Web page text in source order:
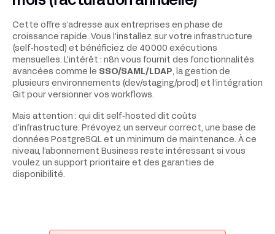
Cette offre s’adresse aux entreprises en phase de
croissance rapide. Vous l’installez sur votre infrastructure
(self‑hosted) et bénéficiez de 40 000 exécutions
mensuelles. L’intérêt : n8n vous fournit des fonctionnalités
avancées comme le SSO/SAML/LDAP, la gestion de
plusieurs environnements (dev/staging/prod) et l’intégration
Git pour versionner vos workflows.
Mais attention : qui dit self‑hosted dit coûts
d’infrastructure. Prévoyez un serveur correct, une base de
données PostgreSQL et un minimum de maintenance. À ce
niveau, l’abonnement Business reste intéressant si vous
voulez un support prioritaire et des garanties de
disponibilité.